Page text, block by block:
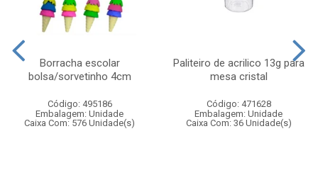
Borracha escolar
bolsa/sorvetinho 4cm
Código: 495186
Embalagem: Unidade
Caixa Com: 576 Unidade(s)
Paliteiro de acrilico 13g para
mesa cristal
Código: 471628
Embalagem: Unidade
Caixa Com: 36 Unidade(s)